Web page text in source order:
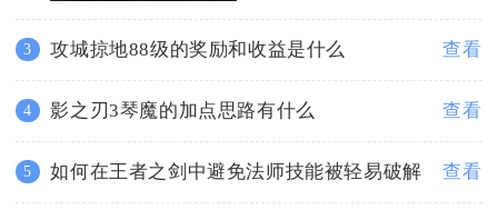
3 攻城掠地88级的奖励和收益是什么 查看
4 影之刃3琴魔的加点思路有什么 查看
5 如何在王者之剑中避免法师技能被轻易破解 查看